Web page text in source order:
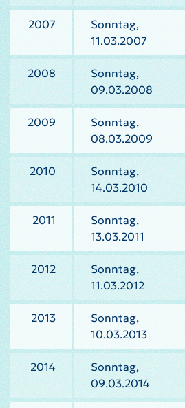
2007
Sonntag,
11.03.2007
2008
Sonntag,
09.03.2008
2009
Sonntag,
08.03.2009
2010
Sonntag,
14.03.2010
2011
Sonntag,
13.03.2011
2012
Sonntag,
11.03.2012
2013
Sonntag,
10.03.2013
2014
Sonntag,
09.03.2014